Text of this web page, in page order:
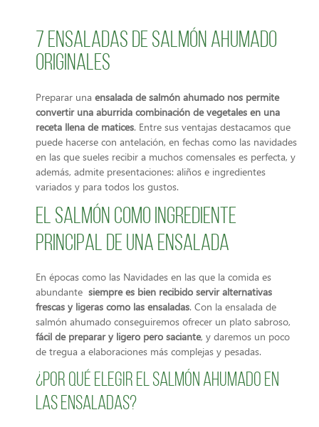
7 ensaladas de salmón ahumado
originales
Preparar una ensalada de salmón ahumado nos permite
convertir una aburrida combinación de vegetales en una
receta llena de matices. Entre sus ventajas destacamos que
puede hacerse con antelación, en fechas como las navidades
en las que sueles recibir a muchos comensales es perfecta, y
además, admite presentaciones: aliños e ingredientes
variados y para todos los gustos.
El salmón como ingrediente
principal de una ensalada
En épocas como las Navidades en las que la comida es
abundante siempre es bien recibido servir alternativas
frescas y ligeras como las ensaladas. Con la ensalada de
salmón ahumado conseguiremos ofrecer un plato sabroso,
fácil de preparar y ligero pero saciante, y daremos un poco
de tregua a elaboraciones más complejas y pesadas.
¿Por qué elegir el salmón ahumado en
las ensaladas?